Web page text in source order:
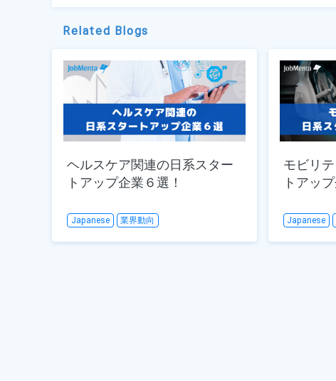
Related Blogs
ヘルスケア関連の日系スター
トアップ企業６選！
Japanese 業界動向
モビリ
トアッ
Japanese